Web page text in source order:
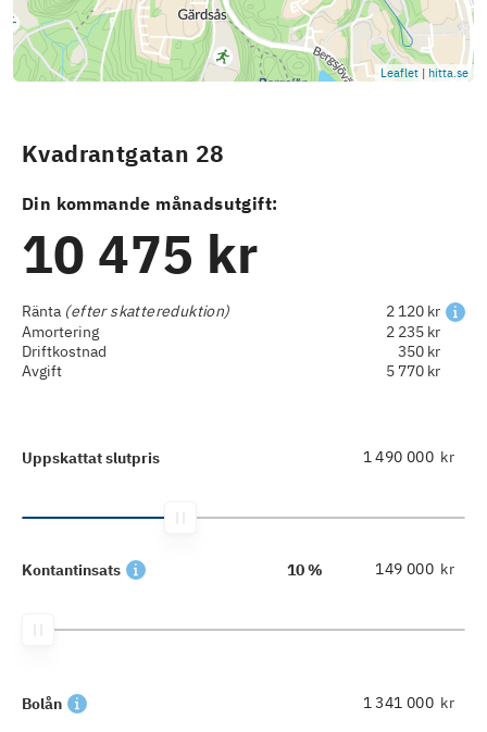
Leaflet | hitta.se
Kvadrantgatan 28
Din kommande månadsutgift:
10 475 kr
Ränta (efter skattereduktion)
2 120 kr
Amortering
2 235 kr
Driftkostnad
350 kr
Avgift
5 770 kr
Uppskattat slutpris kr
Kontantinsats 10 % kr
Bolån kr